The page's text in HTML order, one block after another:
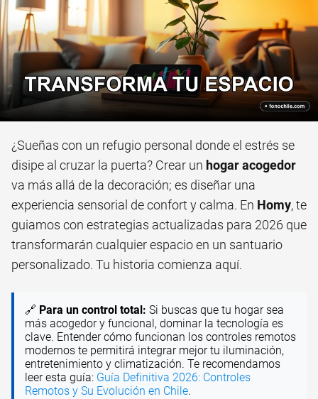
¿Sueñas con un refugio personal donde el estrés se
disipe al cruzar la puerta? Crear un hogar acogedor
va más allá de la decoración; es diseñar una
experiencia sensorial de confort y calma. En Homy, te
guiamos con estrategias actualizadas para 2026 que
transformarán cualquier espacio en un santuario
personalizado. Tu historia comienza aquí.
🔗 Para un control total: Si buscas que tu hogar sea
más acogedor y funcional, dominar la tecnología es
clave. Entender cómo funcionan los controles remotos
modernos te permitirá integrar mejor tu iluminación,
entretenimiento y climatización. Te recomendamos
leer esta guía: Guía Definitiva 2026: Controles
Remotos y Su Evolución en Chile.